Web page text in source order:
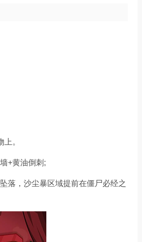
。
+黄油倒刺;
落，沙尘暴区域提前在僵尸必经之